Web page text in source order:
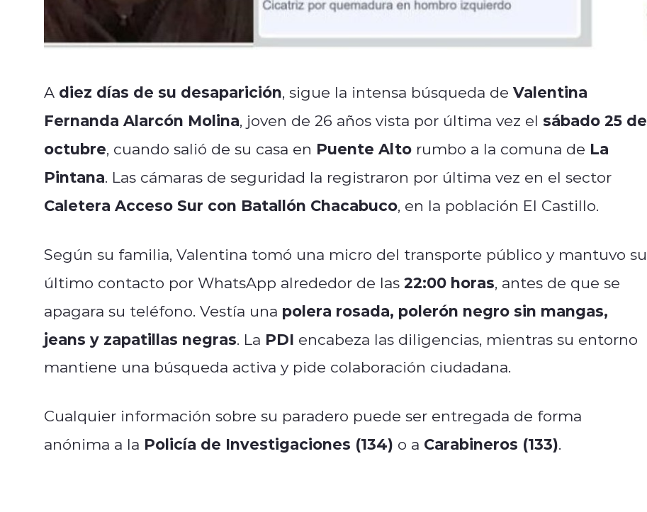
A diez días de su desaparición, sigue la intensa búsqueda de Valentina
Fernanda Alarcón Molina, joven de 26 años vista por última vez el sábado 25 de
octubre, cuando salió de su casa en Puente Alto rumbo a la comuna de La
Pintana. Las cámaras de seguridad la registraron por última vez en el sector
Caletera Acceso Sur con Batallón Chacabuco, en la población El Castillo.
Según su familia, Valentina tomó una micro del transporte público y mantuvo su
último contacto por WhatsApp alrededor de las 22:00 horas, antes de que se
apagara su teléfono. Vestía una polera rosada, polerón negro sin mangas,
jeans y zapatillas negras. La PDI encabeza las diligencias, mientras su entorno
mantiene una búsqueda activa y pide colaboración ciudadana.
Cualquier información sobre su paradero puede ser entregada de forma
anónima a la Policía de Investigaciones (134) o a Carabineros (133).